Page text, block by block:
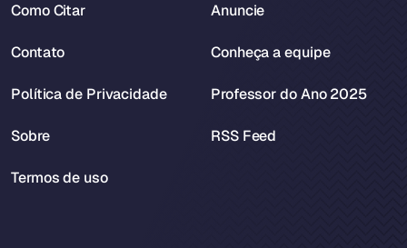
Como Citar
Contato
Política de Privacidade
Sobre
Termos de uso
Anuncie
Conheça a equipe
Professor do Ano 2025
RSS Feed